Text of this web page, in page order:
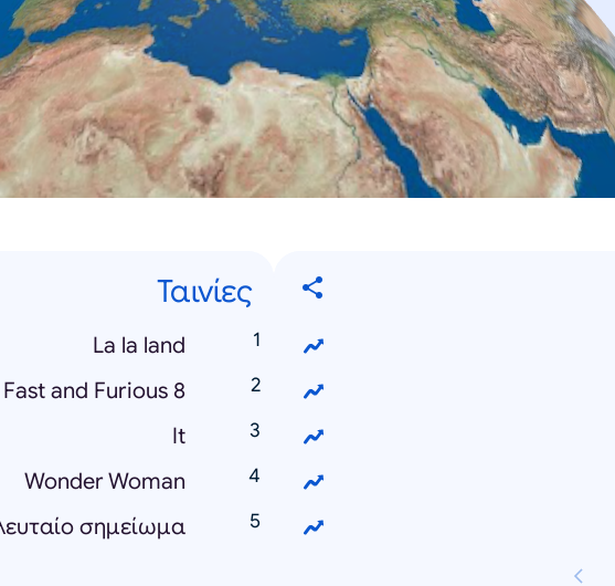
Ταινίες
La la land
Fast and Furious 8
It
Wonder Woman
σημείωμα